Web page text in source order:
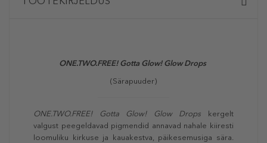
ONE.TWO.FREE! Gotta Glow! Glow Drops
(Särapuuder)
ONE.TWO.FREE! Gotta Glow! Glow Drops kergelt
valgust peegeldavad pigmendid annavad nahale kiiresti
loomuliku kirkuse ja kauakestva, päikesemusiga sära.